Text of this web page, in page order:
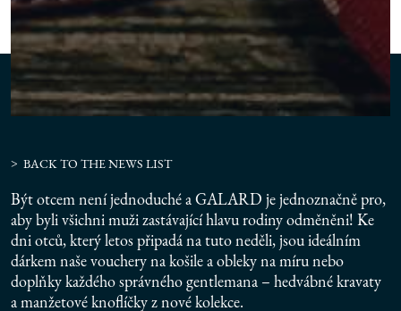
BACK TO THE NEWS LIST
Být otcem není jednoduché a GALARD je jednoznačně pro,
aby byli všichni muži zastávající hlavu rodiny odměněni! Ke
dni otců, který letos připadá na tuto neděli, jsou ideálním
dárkem naše vouchery na košile a obleky na míru nebo
doplňky každého správného gentlemana – hedvábné kravaty
a manžetové knoflíčky z nové kolekce.